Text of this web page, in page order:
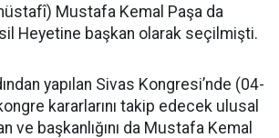
Mustafa Kemal Paşa da
Heyetine başkan olarak seçilmişti.
yapılan Sivas Kongresi’nde (04-
kararlarını takip edecek ulusal
ve başkanlığını da Mustafa Kemal